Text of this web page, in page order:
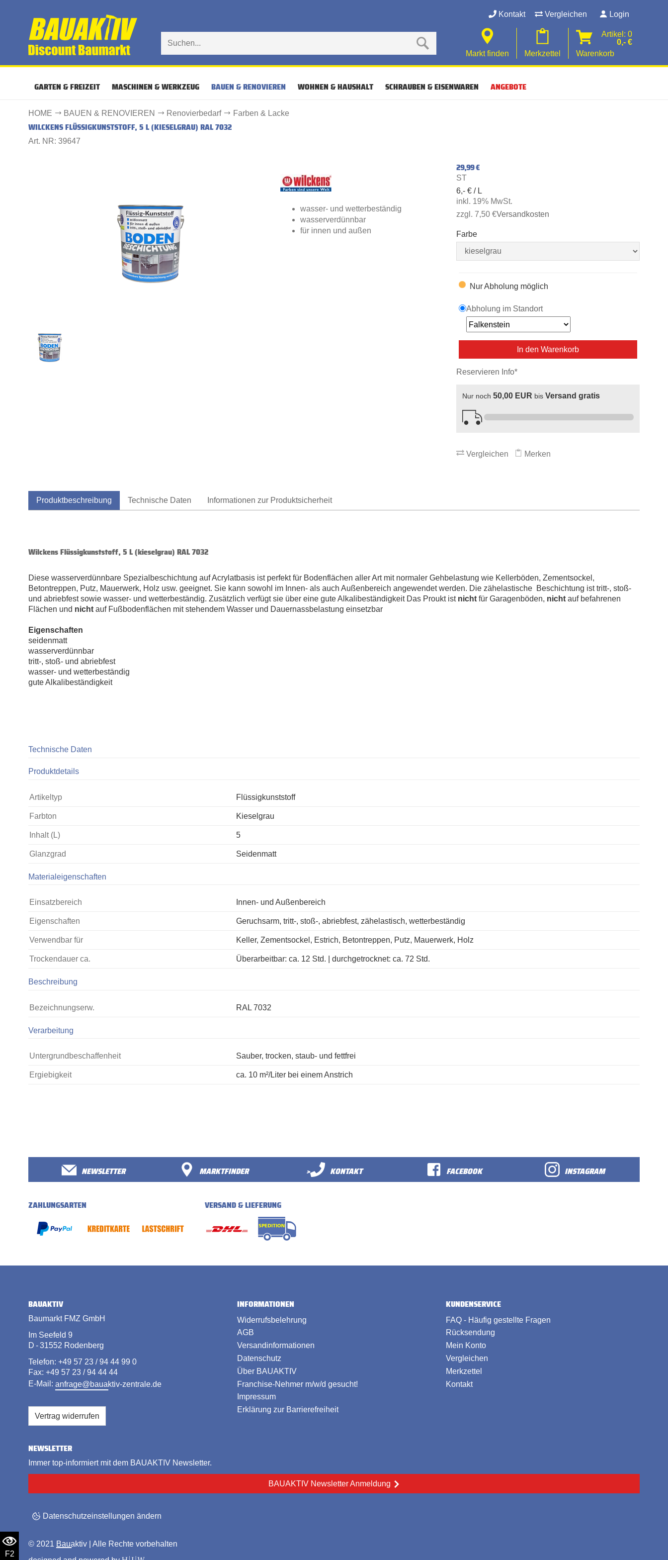
F2
Kontakt Vergleichen Login
Markt finden Merkzettel
Artikel: 0
0,- €
Warenkorb
GARTEN & FREIZEIT MASCHINEN & WERKZEUG BAUEN & RENOVIEREN WOHNEN & HAUSHALT SCHRAUBEN & EISENWAREN ANGEBOTE
HOME BAUEN & RENOVIEREN Renovierbedarf Farben & Lacke
WILCKENS FLÜSSIGKUNSTSTOFF, 5 L (KIESELGRAU) RAL 7032
Art. NR: 39647
wasser- und wetterbeständig
wasserverdünnbar
für innen und außen
29,99 €
ST
6,- € / L
inkl. 19% MwSt.
zzgl. 7,50 €Versandkosten
Farbe
Nur Abholung möglich
Abholung im Standort
In den Warenkorb
Reservieren Info*
Nur noch 50,00 EUR bis Versand gratis
Vergleichen Merken
Produktbeschreibung Technische Daten Informationen zur Produktsicherheit
Wilckens Flüssigkunststoff, 5 L (kieselgrau) RAL 7032
Diese wasserverdünnbare Spezialbeschichtung auf Acrylatbasis ist perfekt für Bodenflächen aller Art mit normaler Gehbelastung wie Kellerböden, Zementsockel,
Betontreppen, Putz, Mauerwerk, Holz usw. geeignet. Sie kann sowohl im Innen- als auch Außenbereich angewendet werden. Die zähelastische Beschichtung ist tritt-, stoß-
und abriebfest sowie wasser- und wetterbeständig. Zusätzlich verfügt sie über eine gute Alkalibeständigkeit Das Proukt ist nicht für Garagenböden, nicht auf befahrenen
Flächen und nicht auf Fußbodenflächen mit stehendem Wasser und Dauernassbelastung einsetzbar
Eigenschaften
seidenmatt
wasserverdünnbar
tritt-, stoß- und abriebfest
wasser- und wetterbeständig
gute Alkalibeständigkeit
Technische Daten
Produktdetails
Artikeltyp Flüssigkunststoff
Farbton Kieselgrau
Inhalt (L) 5
Glanzgrad Seidenmatt
Materialeigenschaften
Einsatzbereich Innen- und Außenbereich
Eigenschaften Geruchsarm, tritt-, stoß-, abriebfest, zähelastisch, wetterbeständig
Verwendbar für Keller, Zementsockel, Estrich, Betontreppen, Putz, Mauerwerk, Holz
Trockendauer ca. Überarbeitbar: ca. 12 Std. | durchgetrocknet: ca. 72 Std.
Beschreibung
Bezeichnungserw. RAL 7032
Verarbeitung
Untergrundbeschaffenheit Sauber, trocken, staub- und fettfrei
Ergiebigkeit ca. 10 m²/Liter bei einem Anstrich
NEWSLETTER MARKTFINDER > KONTAKT FACEBOOK INSTAGRAM
ZAHLUNGSARTEN VERSAND & LIEFERUNG
BAUAKTIV
Baumarkt FMZ GmbH
Im Seefeld 9
D - 31552 Rodenberg
Telefon: +49 57 23 / 94 44 99 0
Fax: +49 57 23 / 94 44 44
E-Mail: anfrage@bauaktiv-zentrale.de
Vertrag widerrufen
INFORMATIONEN
Widerrufsbelehrung
AGB
Versandinformationen
Datenschutz
Über BAUAKTIV
Franchise-Nehmer m/w/d gesucht!
Impressum
Erklärung zur Barrierefreiheit
KUNDENSERVICE
FAQ - Häufig gestellte Fragen
Rücksendung
Mein Konto
Vergleichen
Merkzettel
Kontakt
NEWSLETTER
Immer top-informiert mit dem BAUAKTIV Newsletter.
BAUAKTIV Newsletter Anmeldung
Datenschutzeinstellungen ändern
© 2021 Bauaktiv | Alle Rechte vorbehalten